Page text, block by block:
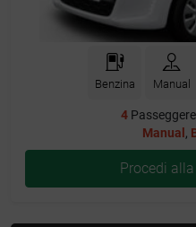
Benzina Manual
4
Manual ,
Procedi